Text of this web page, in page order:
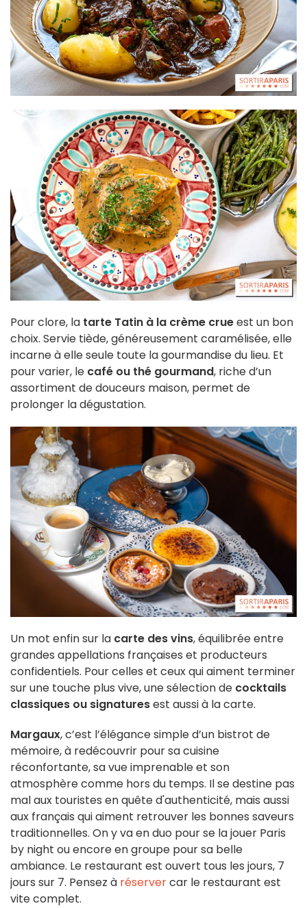
Pour clore, la tarte Tatin à la crème crueest un bon
choix. Servie tiède, généreusement caramélisée, elle
incarne à elle seule toute la gourmandise du lieu. Et
pour varier, le café ou thé gourmand, riche d’un
assortiment de douceurs maison, permet de
prolonger la dégustation.
Un mot enfin sur la carte des vins, équilibrée entre
grandes appellations françaises et producteurs
confidentiels. Pour celles et ceux qui aiment terminer
sur une touche plus vive, une sélection de cocktails
classiques ou signaturesest aussi à la carte.
Margaux, c’est l’élégance simple d’un bistrot de
mémoire, à redécouvrir pour sa cuisine
réconfortante, sa vue imprenable et son
atmosphère comme hors du temps. Il se destine pas
mal aux touristes en quête d'authenticité, mais aussi
aux français qui aiment retrouver les bonnes saveurs
traditionnelles. On y va en duo pour se la jouer Paris
by night ou encore en groupe pour sa belle
ambiance. Le restaurant est ouvert tous les jours, 7
jours sur 7. Pensez à réservercar le restaurant est
vite complet.